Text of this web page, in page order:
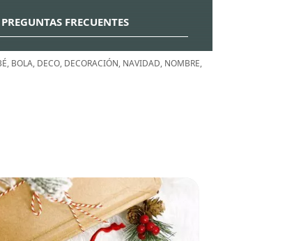
FRECUENTES
, BOLA, DECO, DECORACIÓN, NAVIDAD, NOMBRE,